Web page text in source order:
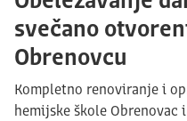
svečano
Obrenovcu
Kompletno renoviranje i
hemijske škole Obrenovac